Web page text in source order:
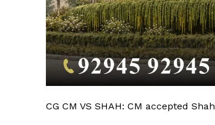
CG CM VS SHAH: CM accepted